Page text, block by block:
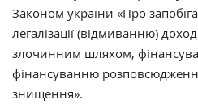
Законом україни «Про
легалізації (відмиванню)
злочинним шляхом,
фінансуванню
знищення».